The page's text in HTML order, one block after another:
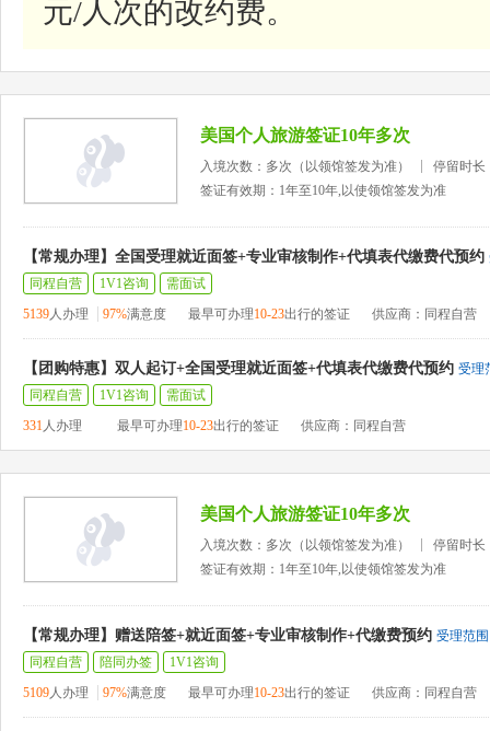
元/人次的改约费。
美国个人旅游签证10年多次
入境次数：多次（以领馆签发为准）
停留时长
签证有效期：1年至10年,以使领馆签发为准
【常规办理】全国受理就近面签+专业审核制作+代填表代缴费代预约
同程自营
1V1咨询
需面试
5139人办理 97%满意度 最早可办理10-23出行的签证 供应商：同程自营
【团购特惠】双人起订+全国受理就近面签+代填表代缴费代预约 受理
同程自营
1V1咨询
需面试
331人办理 最早可办理10-23出行的签证 供应商：同程自营
美国个人旅游签证10年多次
入境次数：多次（以领馆签发为准）
停留时长
签证有效期：1年至10年,以使领馆签发为准
【常规办理】赠送陪签+就近面签+专业审核制作+代缴费预约 受理范围
同程自营
陪同办签
1V1咨询
5109人办理 97%满意度 最早可办理10-23出行的签证 供应商：同程自营